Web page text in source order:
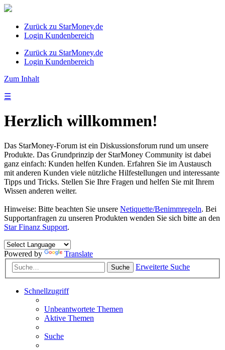
Zurück zu StarMoney.de
Login Kundenbereich
Zurück zu StarMoney.de
Login Kundenbereich
Zum Inhalt
☰
Herzlich willkommen!
Das StarMoney-Forum ist ein Diskussionsforum rund um unsere
Produkte. Das Grundprinzip der StarMoney Community ist dabei
ganz einfach: Kunden helfen Kunden. Erfahren Sie im Austausch
mit anderen Kunden viele nützliche Hilfestellungen und interessante
Tipps und Tricks. Stellen Sie Ihre Fragen und helfen Sie mit Ihrem
Wissen anderen weiter.
Hinweise: Bitte beachten Sie unsere Netiquette/Benimmregeln. Bei
Supportanfragen zu unseren Produkten wenden Sie sich bitte an den
Star Finanz Support.
Powered by Translate
Suche Erweiterte Suche
Schnellzugriff
Unbeantwortete Themen
Aktive Themen
Suche